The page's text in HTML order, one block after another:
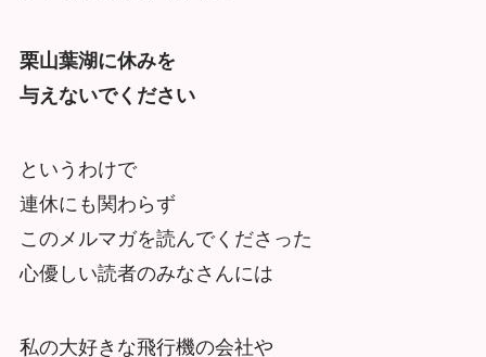
栗山葉湖に休みを
与えないでください
というわけで
連休にも関わらず
このメルマガを読んでくださった
心優しい読者のみなさんには
私の大好きな飛行機の会社や